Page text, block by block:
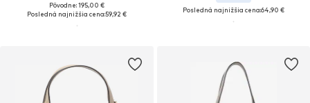
Pôvodne: 195,00 €
Posledná najnižšia cena:59,92 €
Posledná najnižšia cena:64,90 €